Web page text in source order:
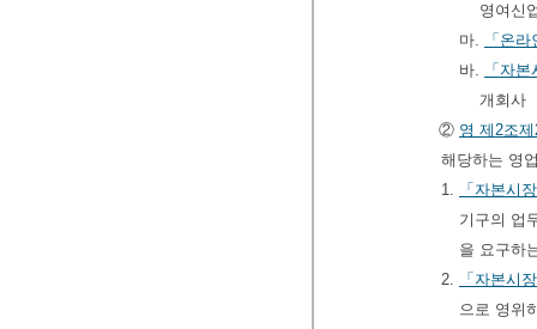
영여신
마.
「온
바.
「자
개회사
② 영 제2조
해당하는 영
1.
「자본시
기구의 업
을 요구하
2.
「자본시
으로 영위